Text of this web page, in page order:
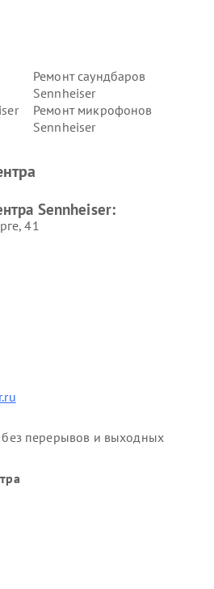
Ремонт саундбаров
Sennheiser
Ремонт микрофонов
Sennheiser
Sennheiser:
41
перерывов и выходных